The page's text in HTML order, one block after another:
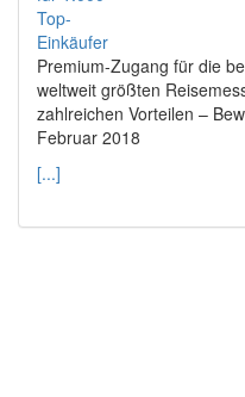
Premium-Zugang für die
weltweit größten
zahlreichen Vorteilen –
Februar 2018
[...]